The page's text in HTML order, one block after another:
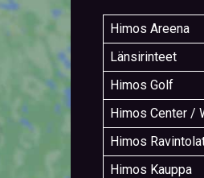
Himos Areena
Länsirinteet
Himos Golf
Himos Center /
Himos
Himos Kauppa